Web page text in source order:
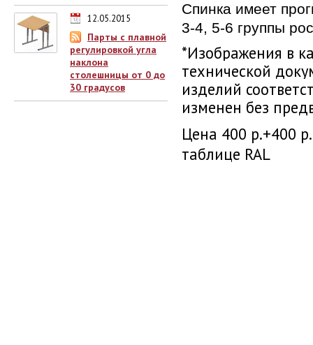
12.05.2015
Парты с плавной
регулировкой угла
наклона
столешницы от 0 до
30 градусов
Спинка имеет
3-4, 5-6 группы
*Изображения в
технической
изделий
изменен без
Цена 400 р.+400
таблице RAL